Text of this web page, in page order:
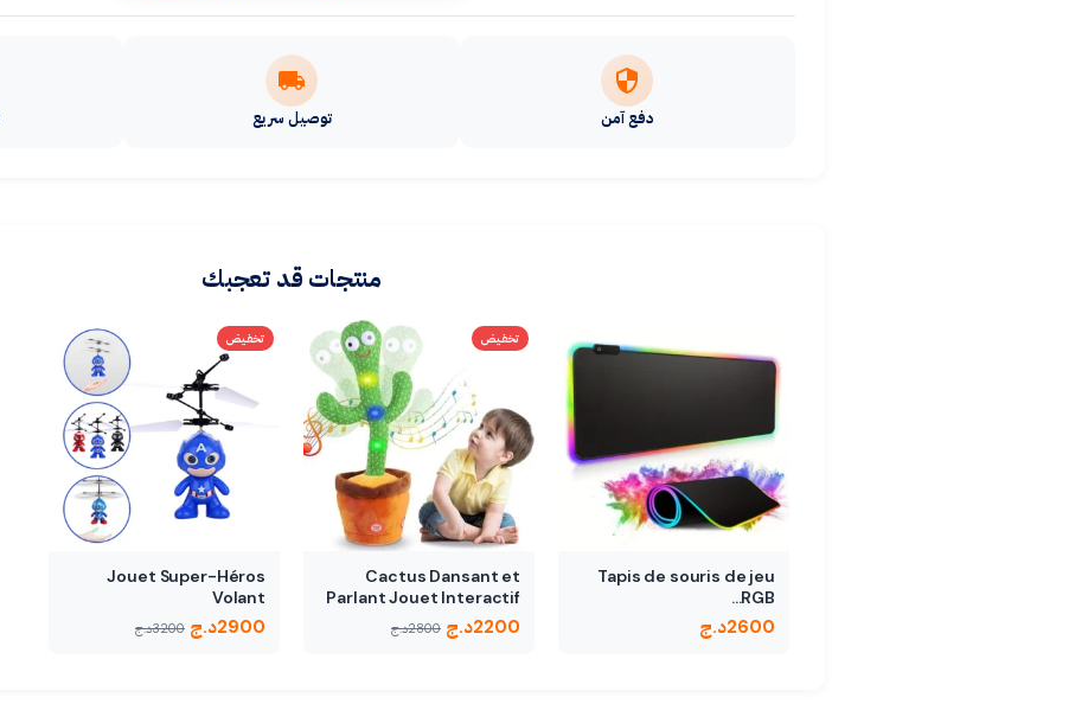
دفع آمن توصيل سريع
منتجات قد تعجبك
Tapis de souris de jeu
RGB…
2600د.ج
تخفيض
Cactus Dansant et
Parlant Jouet Interactif
2200د.ج 2800د.ج
تخفيض
Jouet Super-Héros
Volant
2900د.ج 3200د.ج